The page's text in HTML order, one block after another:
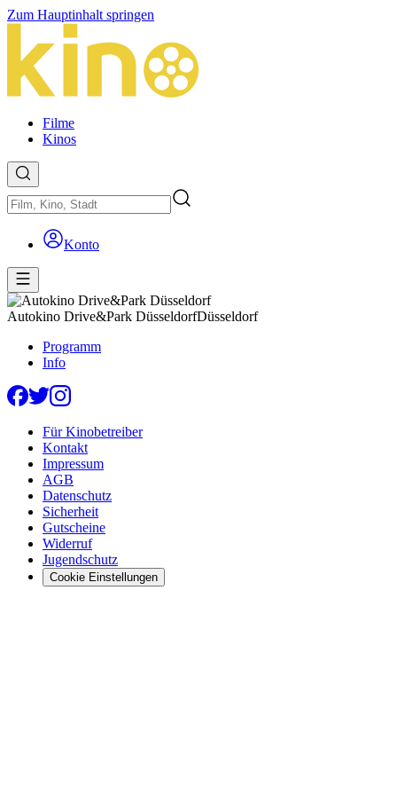
Zum Hauptinhalt springen
Filme
Kinos
Konto
Autokino Drive&Park DüsseldorfDüsseldorf
Programm
Info
Für Kinobetreiber
Kontakt
Impressum
AGB
Datenschutz
Sicherheit
Gutscheine
Widerruf
Jugendschutz
Cookie Einstellungen